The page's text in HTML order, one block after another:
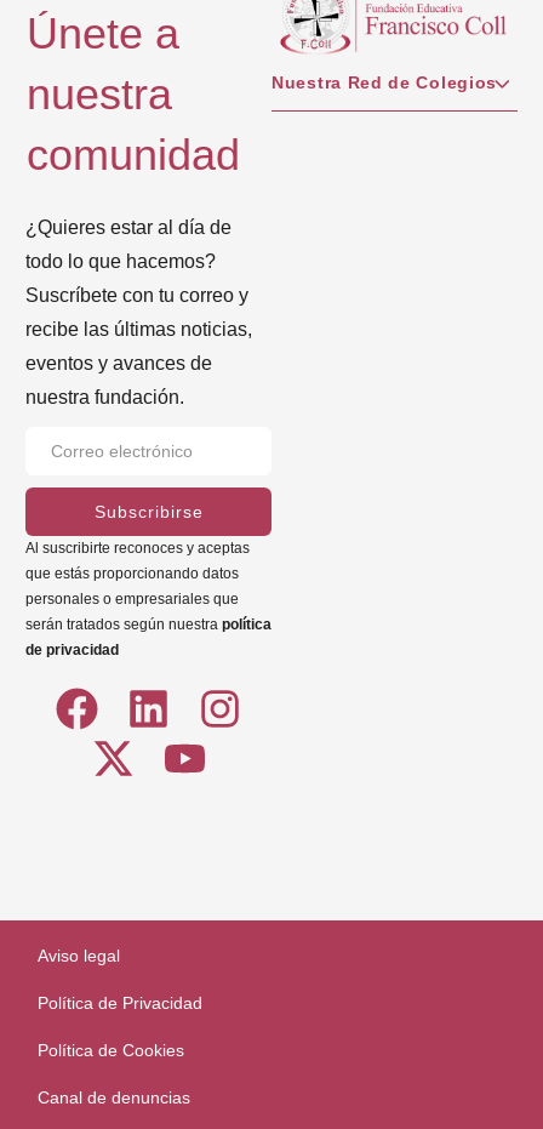
Únete a
nuestra
comunidad
¿Quieres estar al día de
todo lo que hacemos?
Suscríbete con tu correo y
recibe las últimas noticias,
eventos y avances de
nuestra fundación.
Subscribirse
Al suscribirte reconoces y aceptas
que estás proporcionando datos
personales o empresariales que
serán tratados según nuestra política
de privacidad
Nuestra Red de Colegios
Aviso legal
Política de Privacidad
Política de Cookies
Canal de denuncias